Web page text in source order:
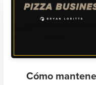
Cómo